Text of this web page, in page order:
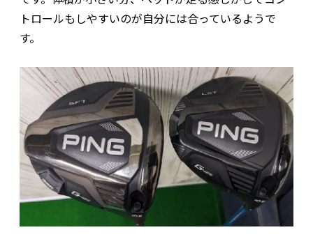
トロールもしやすいのが自分には合っているようで
す。